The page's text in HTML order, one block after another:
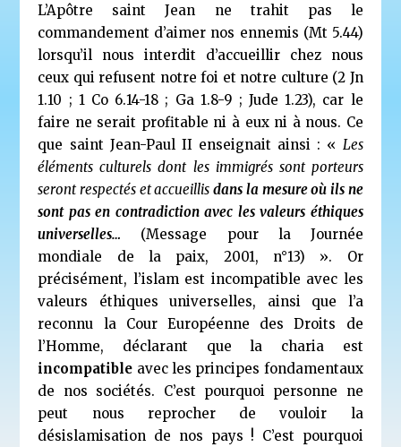
L’Apôtre saint Jean ne trahit pas le
commandement d’aimer nos ennemis (Mt 5.44)
lorsqu’il nous interdit d’accueillir chez nous
ceux qui refusent notre foi et notre culture (2 Jn
1.10 ; 1 Co 6.14-18 ; Ga 1.8-9 ; Jude 1.23), car le
faire ne serait profitable ni à eux ni à nous. Ce
que saint Jean-Paul II enseignait ainsi : « Les
éléments culturels dont les immigrés sont porteurs
seront respectés et accueillisdans la mesure où ils ne
sont pas en contradiction avec les valeurs éthiques
universelles… (Message pour la Journée
mondiale de la paix, 2001, n°13) ». Or
précisément, l’islam est incompatible avec les
valeurs éthiques universelles, ainsi que l’a
reconnu
la Cour Européenne des Droits de
l’Homme, déclarant que la charia est
incompatible avec les principes fondamentaux
de nos sociétés. C’est pourquoi personne ne
peut nous reprocher de vouloir la
désislamisation de nos pays ! C’est pourquoi